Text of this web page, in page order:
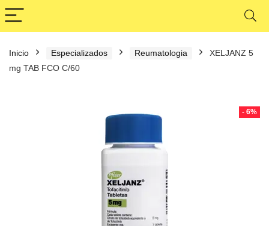
Inicio Especializados Reumatologia
XELJANZ 5
mg TAB FCO C/60
- 6%